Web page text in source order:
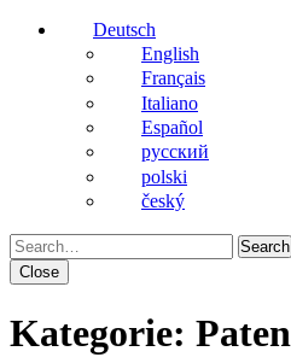
Deutsch
English
Français
Italiano
Español
pусский
polski
český
Search
Close
Kategorie: Paten